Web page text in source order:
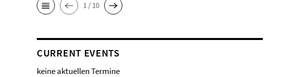
1 / 10
CURRENT EVENTS
keine aktuellen Termine